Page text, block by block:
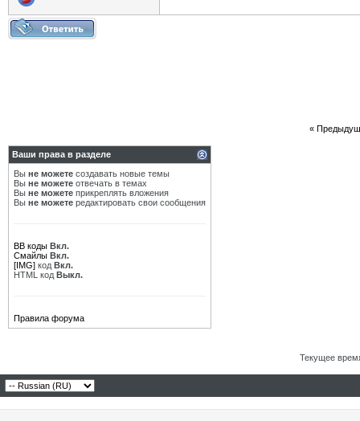
«
Ваши права в разделе
Вы не можете создавать новые темы
Вы не можете отвечать в темах
Вы не можете прикреплять вложения
Вы не можете редактировать свои сообщения
BB коды Вкл.
Смайлы Вкл.
[IMG] код Вкл.
HTML код Выкл.
Правила форума
Текущее